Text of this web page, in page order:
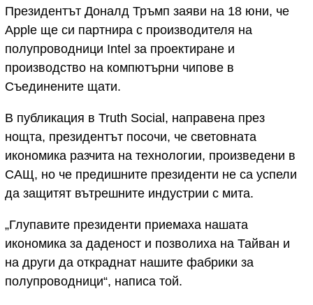
Президентът Доналд Тръмп заяви на 18 юни, че
Apple ще си партнира с производителя на
полупроводници Intel за проектиране и
производство на компютърни чипове в
Съединените щати.
В публикация в Truth Social, направена през
нощта, президентът посочи, че световната
икономика разчита на технологии, произведени в
САЩ, но че предишните президенти не са успели
да защитят вътрешните индустрии с мита.
„Глупавите президенти приемаха нашата
икономика за даденост и позволиха на Тайван и
на други да откраднат нашите фабрики за
полупроводници“, написа той.